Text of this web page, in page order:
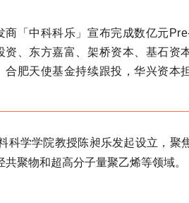
「中科科乐」宣布完成数亿元
、东方嘉富、架桥资本、基石资
肥天使基金持续跟投，华兴资本
学学院教授陈昶乐发起设立，聚
聚物和超高分子量聚乙烯等领域。